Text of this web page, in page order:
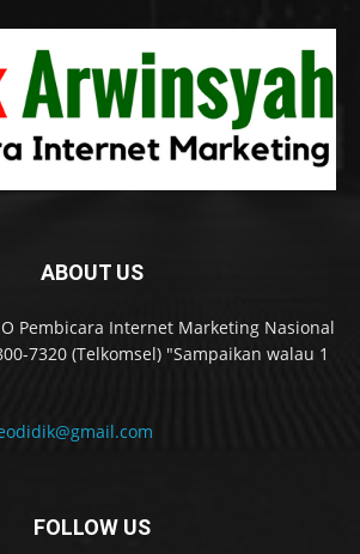
ABOUT US
Pembicara Internet Marketing Nasional
7320 (Telkomsel) "Sampaikan walau 1
FOLLOW US